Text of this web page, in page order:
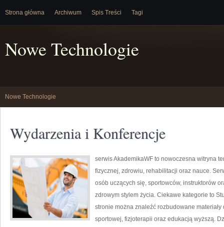
Strona główna Archiwum Spis Treści Tagi
Nowe Technologie
Nowe Technologie
Wydarzenia i Konferencje
serwis AkademikaWF to nowoczesna witryna
fizycznej, zdrowiu, rehabilitacji oraz nauce.
osób uczących się, sportowców, instruktorów
zdrowym stylem życia. Ciekawe kategorie to
stronie można znaleźć rozbudowane
sportowej, fizjoterapii oraz edukacją wyższą.